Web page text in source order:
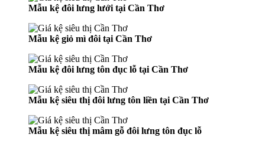
Mẫu kệ đôi lưng lưới tại Cần Thơ
Mẫu kệ giỏ mì đôi tại Cần Thơ
Mẫu kệ đôi lưng tôn đục lỗ tại Cần Thơ
Mẫu kệ siêu thị đôi lưng tôn liền tại Cần Thơ
Mẫu kệ siêu thị mâm gỗ đôi lưng tôn đục lỗ